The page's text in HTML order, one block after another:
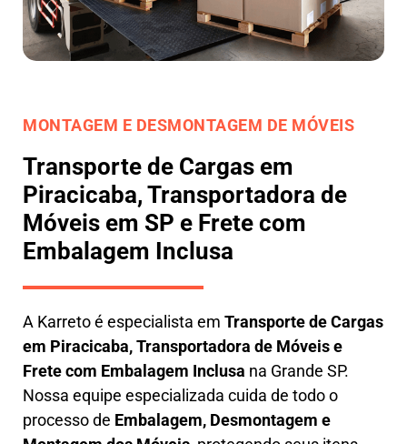
MONTAGEM E DESMONTAGEM DE MÓVEIS
Transporte de Cargas em
Piracicaba, Transportadora de
Móveis em SP e Frete com
Embalagem Inclusa
A Karretoé especialista em Transporte de Cargas
em Piracicaba,Transportadora de Móveis e
Frete com Embalagem Inclusa na Grande SP.
Nossa equipe especializada cuida de todo o
processo de Embalagem, Desmontagem e